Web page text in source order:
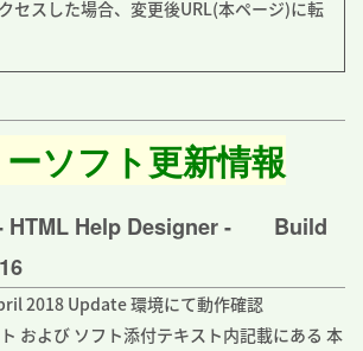
セスした場合、変更後URL(本ページ)に転
ソフト更新情報
- HTML Help Designer - Build
2018 Update 環境にて動作確認
および ソフト添付テキスト内記載にある 本